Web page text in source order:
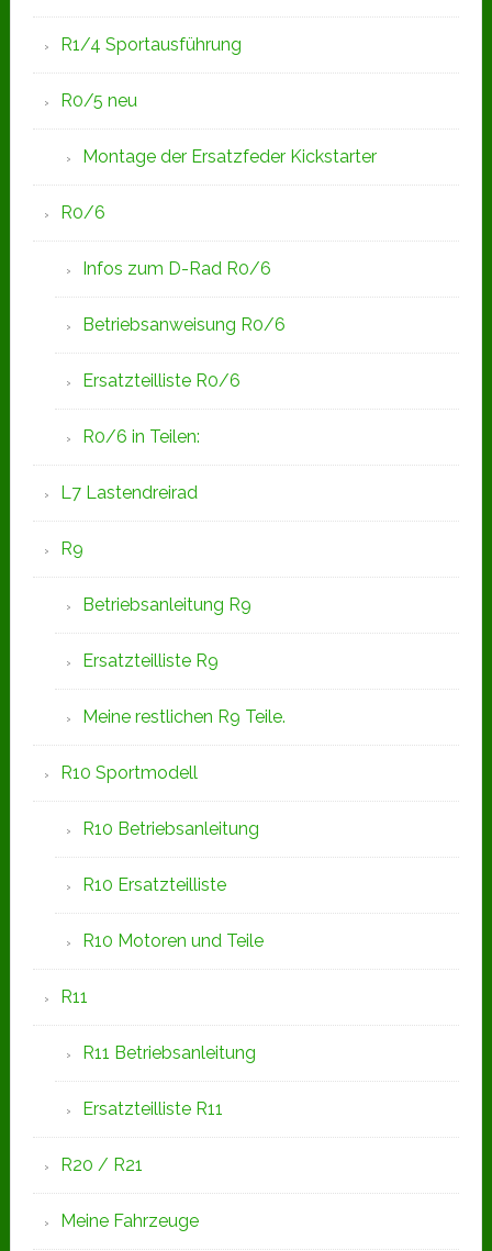
R1/4 Sportausführung
R0/5 neu
Montage der Ersatzfeder Kickstarter
R0/6
Infos zum D-Rad R0/6
Betriebsanweisung R0/6
Ersatzteilliste R0/6
R0/6 in Teilen:
L7 Lastendreirad
R9
Betriebsanleitung R9
Ersatzteilliste R9
Meine restlichen R9 Teile.
R10 Sportmodell
R10 Betriebsanleitung
R10 Ersatzteilliste
R10 Motoren und Teile
R11
R11 Betriebsanleitung
Ersatzteilliste R11
R20 / R21
Meine Fahrzeuge